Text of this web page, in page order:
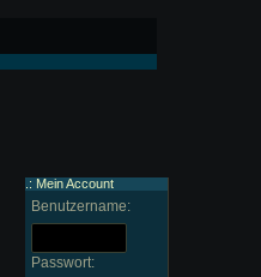
.: Mein Account
Benutzername:
Passwort: